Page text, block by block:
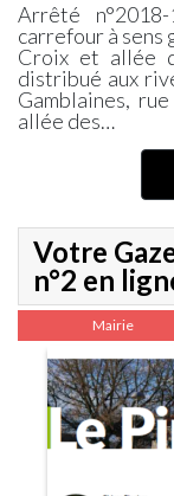
Arrêté
carrefour à sens
Croix et allée
distribué aux
Gamblaines,
allée des…
Votre
n°2 en
Mairie